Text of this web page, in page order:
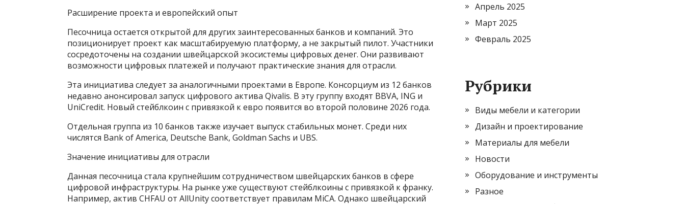
Расширение проекта и европейский опыт
Песочница остается открытой для других заинтересованных банков и компаний. Это
позиционирует проект как масштабируемую платформу, а не закрытый пилот. Участники
сосредоточены на создании швейцарской экосистемы цифровых денег. Они развивают
возможности цифровых платежей и получают практические знания для отрасли.
Эта инициатива следует за аналогичными проектами в Европе. Консорциум из 12 банков
недавно анонсировал запуск цифрового актива Qivalis. В эту группу входят BBVA, ING и
UniCredit. Новый стейблкоин с привязкой к евро появится во второй половине 2026 года.
Отдельная группа из 10 банков также изучает выпуск стабильных монет. Среди них
числятся Bank of America, Deutsche Bank, Goldman Sachs и UBS.
Значение инициативы для отрасли
Данная песочница стала крупнейшим сотрудничеством швейцарских банков в сфере
цифровой инфраструктуры. На рынке уже существуют стейблкоины с привязкой к франку.
Например, актив CHFAU от AllUnity соответствует правилам MiCA. Однако швейцарский
Апрель 2025
Март 2025
Февраль 2025
Рубрики
Виды мебели и категории
Дизайн и проектирование
Материалы для мебели
Новости
Оборудование и инструменты
Разное